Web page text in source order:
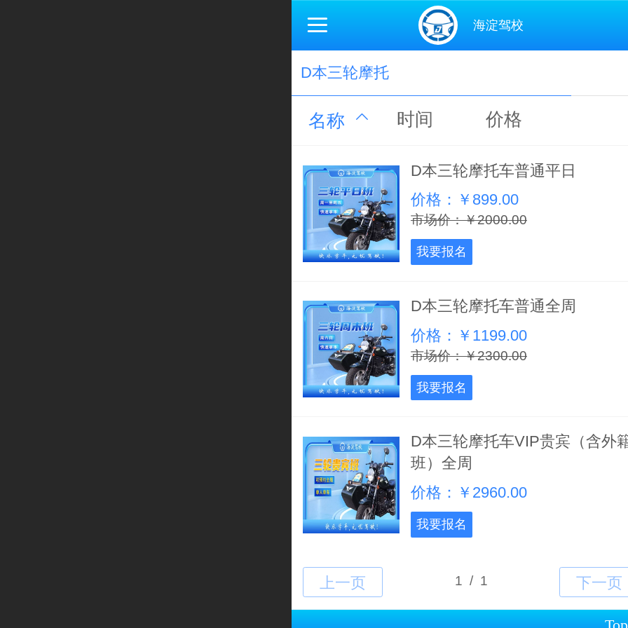
海淀驾校
D本三轮摩托
名称 时间 价格
D本三轮摩托车普通平日
价格：￥899.00
市场价：￥2000.00
我要报名
D本三轮摩托车普通全周
价格：￥1199.00
市场价：￥2300.00
我要报名
D本三轮摩托车VIP贵宾（含外
班）全周
价格：￥2960.00
我要报名